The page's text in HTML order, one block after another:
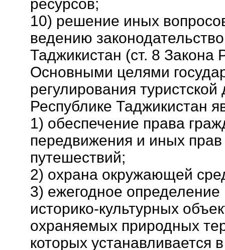
ресурсов;
10) решение иных
ведению
Таджикистан (ст. 8 Закона
Основными целями
регулирования туристской
Республике Таджикистан
1) обеспечение права
передвижения и иных
путешествий;
2) охрана окружающей
3) ежегодное
историко-культурных
охраняемых природных
которых устанавливается